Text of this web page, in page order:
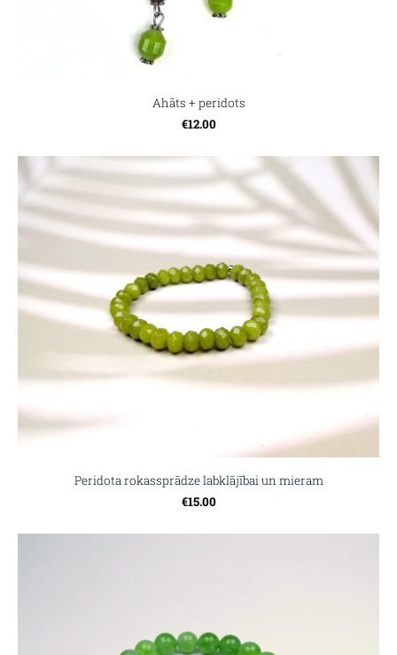
Ahāts + peridots
€12.00
Peridota rokassprādze labklājībai un mieram
€15.00